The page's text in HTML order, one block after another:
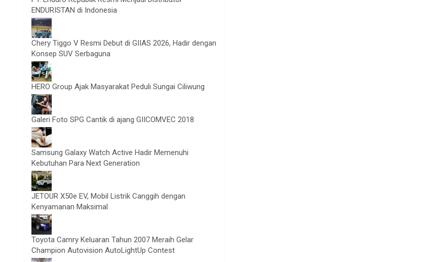
ENDURISTAN di Indonesia
Chery Tiggo V Resmi Debut di GIIAS 2026, Hadir dengan
Konsep SUV Serbaguna
HERO Group Ajak Masyarakat Peduli Sungai Ciliwung
Galeri Foto SPG Cantik di ajang GIICOMVEC 2018
Samsung Galaxy Watch Active Hadir Memenuhi
Kebutuhan Para Next Generation
JETOUR X50e EV, Mobil Listrik Canggih dengan
Kenyamanan Maksimal
Toyota Camry Keluaran Tahun 2007 Meraih Gelar
Champion Autovision AutoLightUp Contest